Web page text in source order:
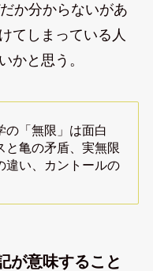
か分からないがあ
てしまっている人
かと思う。
の「無限」は面白
と亀の矛盾、実無限
違い、カントールの
が意味すること